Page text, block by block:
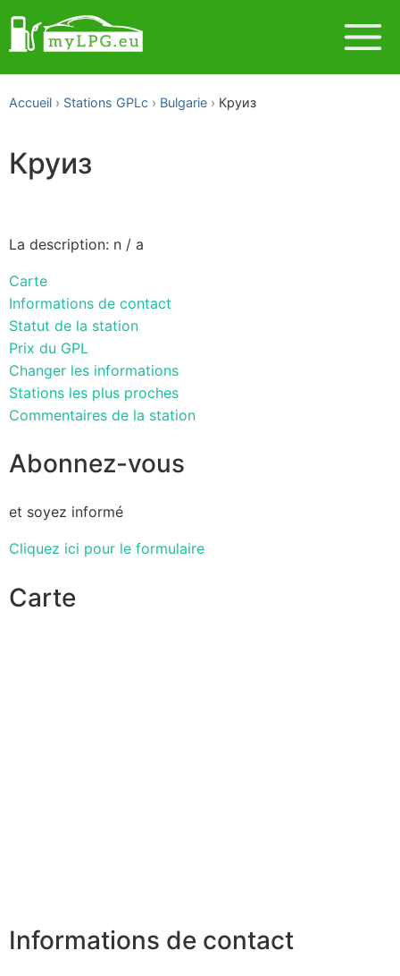
Accueil Stations GPLc Bulgarie Круиз
Круиз
La description: n / a
Carte
Informations de contact
Statut de la station
Prix du GPL
Changer les informations
Stations les plus proches
Commentaires de la station
Abonnez-vous
et soyez informé
Cliquez ici pour le formulaire
Carte
Informations de contact